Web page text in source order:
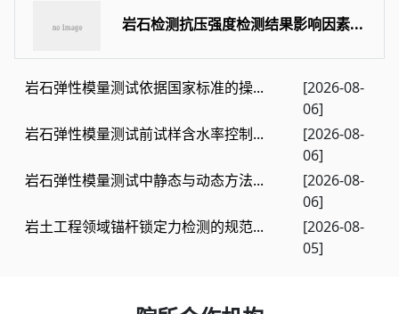
岩石检测抗压强度检测结果影响因素...
岩石弹性模量测试依据国家标准的操...
[2026-08-
06]
岩石弹性模量测试前试样含水率控制...
[2026-08-
06]
岩石弹性模量测试中静态与动态方法...
[2026-08-
06]
岩土工程领域锚杆锁定力检测的规范...
[2026-08-
05]